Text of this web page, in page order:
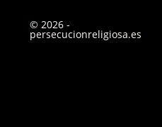
© 2026 -
persecucionreligiosa.es